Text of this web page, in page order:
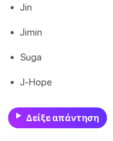
Jin
Jimin
Suga
J-Hope
Δείξε απάντηση